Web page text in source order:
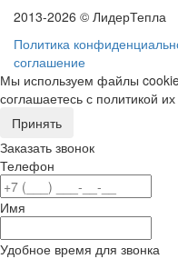
2013-2026 © ЛидерТепла
Политика
соглашение
Мы используем файлы
соглашаетесь с политикой
Принять
Заказать звонок
Телефон
Имя
Удобное время для звонка